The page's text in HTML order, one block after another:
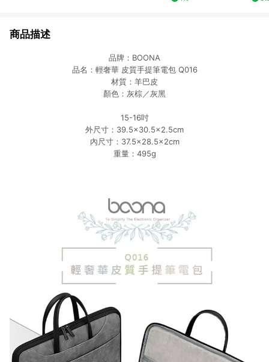
商品描述
品牌：BOONA
品名：輕奢華 皮質手提筆電包 Q016
材質：羊巴皮
顏色：灰棕／灰黑
15-16吋
外尺寸：39.5×30.5×2.5cm
內尺寸：37.5×28.5×2cm
重量：495g